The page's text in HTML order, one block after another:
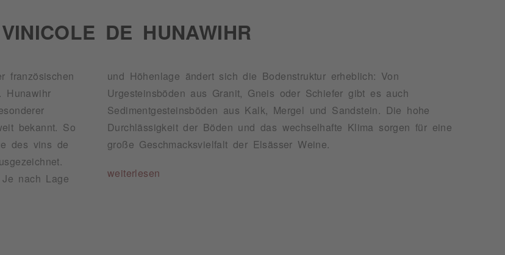
DE HUNAWIHR
französischen
Hunawihr
bekannt. So
des vins de
Je nach Lage
die Bodenstruktur erheblich: Von
es auch
hohe
für eine
große Geschmacksvielfalt der Elsässer Weine.
weiterlesen